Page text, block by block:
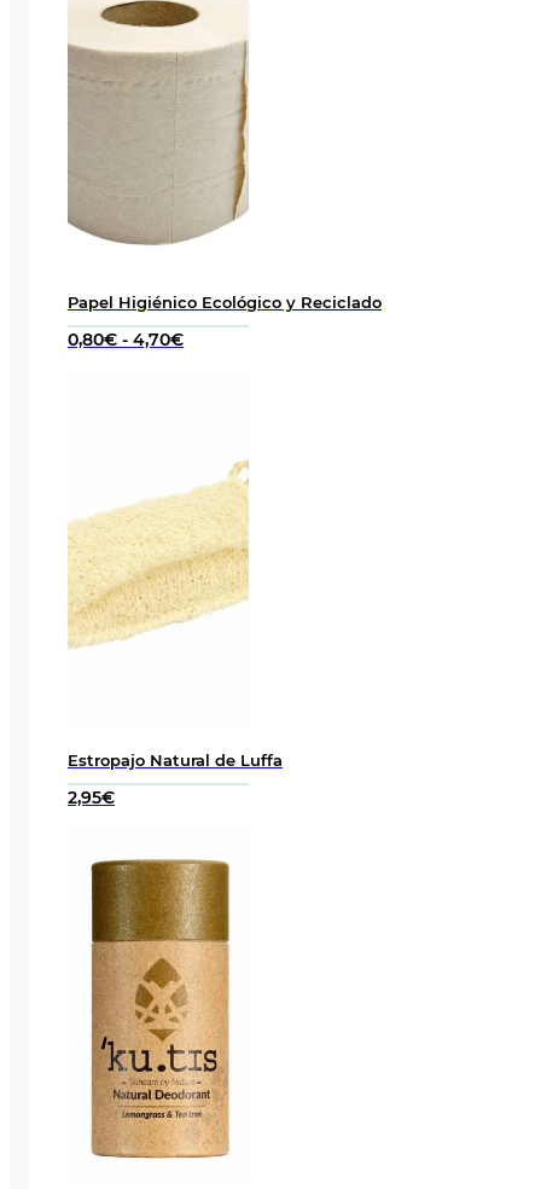
Papel Higiénico Ecológico y Reciclado
0,80€ - 4,70€Rango
4,70€
Estropajo Natural de Luffa
2,95€